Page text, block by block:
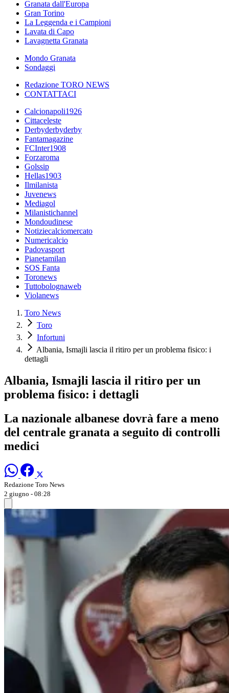
Granata dall'Europa
Gran Torino
La Leggenda e i Campioni
Lavata di Capo
Lavagnetta Granata
Mondo Granata
Sondaggi
Redazione TORO NEWS
CONTATTACI
Calcionapoli1926
Cittaceleste
Derbyderbyderby
Fantamagazine
FCInter1908
Forzaroma
Golssip
Hellas1903
Ilmilanista
Juvenews
Mediagol
Milanistichannel
Mondoudinese
Notiziecalciomercato
Numericalcio
Padovasport
Pianetamilan
SOS Fanta
Toronews
Tuttobolognaweb
Violanews
Toro News
Toro
Infortuni
Albania, Ismajli lascia il ritiro per un problema fisico: i
dettagli
Albania, Ismajli lascia il ritiro per un
problema fisico: i dettagli
La nazionale albanese dovrà fare a meno
del centrale granata a seguito di controlli
medici
Redazione Toro News
2 giugno - 08:28